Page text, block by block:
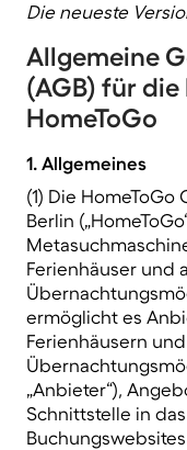
Die neueste
Allgemeine
(AGB) für
HomeToGo
1. Allgemeines
(1) Die HomeToGo
Berlin
Ferienhäuser und
ermöglicht es
Ferienhäusern
„Anbieter“),
Schnittstelle in